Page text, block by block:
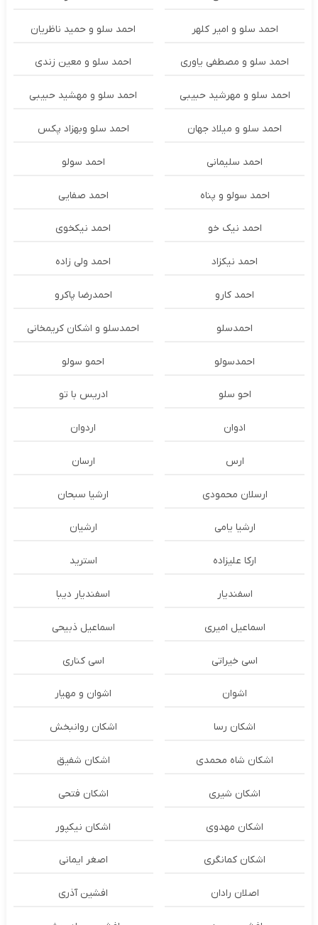
احمد سلو و امیر کلهر احمد سلو و حمید ناظریان
احمد سلو و مصطفی یاوری احمد سلو و معین زندی
احمد سلو و مهرشید حبیبی احمد سلو و مهشید حبیبی
احمد سلو و میلاد جهان احمد سلو وبهزاد پکس
احمد سلیمانی احمد سولو
احمد سولو و پناه احمد صفایی
احمد نیک خو احمد نیکخوی
احمد نیکزاد احمد ولی زاده
احمد کارو احمدرضا پاکرو
احمدسلو احمدسلو و اشکان کریمخانی
احمدسولو احمو سولو
احو سلو ادریس با تو
ادوان اردوان
ارس ارسان
ارسلان محمودی ارشیا سبحان
ارشیا یامی ارشیان
ارکا علیزاده استرید
اسفندیار اسفندیار دیبا
اسماعیل امیری اسماعیل ذبیحی
اسی خیراتی اسی کناری
اشوان اشوان و مهیار
اشکان رسا اشکان روانبخش
اشکان شاه محمدی اشکان شفیق
اشکان شیری اشکان فتحی
اشکان مهدوی اشکان نیکپور
اشکان‌ کمانگری اصغر ایمانی
اصلان رادان افشین آذری